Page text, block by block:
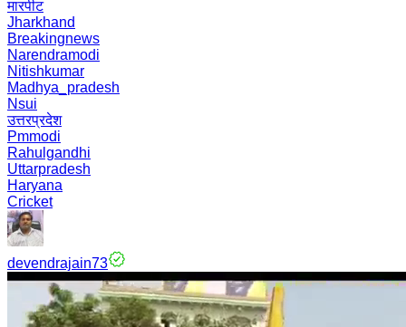
मारपीट
Jharkhand
Breakingnews
Narendramodi
Nitishkumar
Madhya_pradesh
Nsui
उत्तरप्रदेश
Pmmodi
Rahulgandhi
Uttarpradesh
Haryana
Cricket
devendrajain73